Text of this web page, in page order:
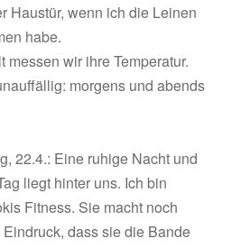
Haustür, wenn ich die Leinen
habe.
messen wir ihre Temperatur.
morgens und abends
22.4.: Eine ruhige Nacht und
liegt hinter uns. Ich bin
Fitness. Sie macht noch
dass sie die Bande